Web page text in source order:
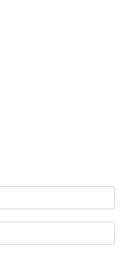
d'usuari